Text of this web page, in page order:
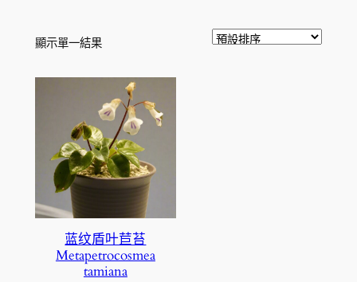
顯示單一結果
蓝纹盾叶苣苔
Metapetrocosmea
tamiana